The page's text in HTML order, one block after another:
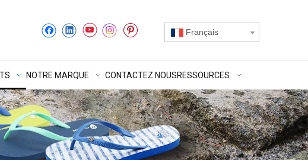
Français
NOTRE MARQUE CONTACTEZ NOUSRESSOURCES